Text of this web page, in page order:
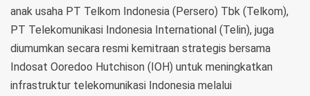
anak usaha PT Telkom Indonesia (Persero) Tbk (Telkom),
PT Telekomunikasi Indonesia International (Telin), juga
diumumkan secara resmi kemitraan strategis bersama
Indosat Ooredoo Hutchison (IOH) untuk meningkatkan
infrastruktur telekomunikasi Indonesia melalui